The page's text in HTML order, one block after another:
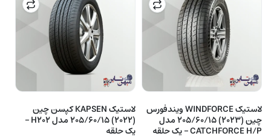
لاستیک WINDFORCE ویندفورس
چین (2023) 205/60/15 مدل
CATCHFORCE H/P – یک حلقه
لاستیک KAPSEN کپسن چین
(2022) 205/60/15 مدل H202 –
یک حلقه